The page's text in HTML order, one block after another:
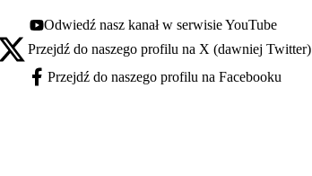
Youtube - otwiera się w nowej karcie
Odwiedź nasz kanał w serwisie YouTube
X - otwiera się w nowej karcie
Przejdź do naszego profilu na X (dawniej Twitter)
Facebook - otwiera się w nowej karcie
Przejdź do naszego profilu na Facebooku